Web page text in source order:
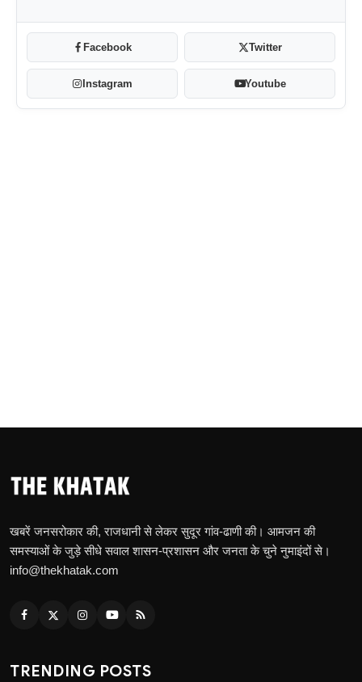
Facebook Twitter
Instagram Youtube
खबरें जनसरोकार की, राजधानी से लेकर सुदूर गांव-ढाणी की। आमजन की
समस्याओं के जुड़े सीधे सवाल शासन-प्रशासन और जनता के चुने नुमाइंदों से।
info@thekhatak.com
TRENDING POSTS